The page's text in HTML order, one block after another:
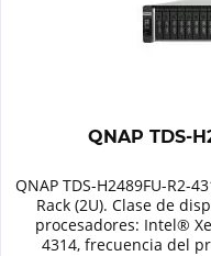
QNAP TDS-
QNAP TDS-H2489FU-R2-
Rack (2U). Clase de
procesadores: Intel®
4314, frecuencia del